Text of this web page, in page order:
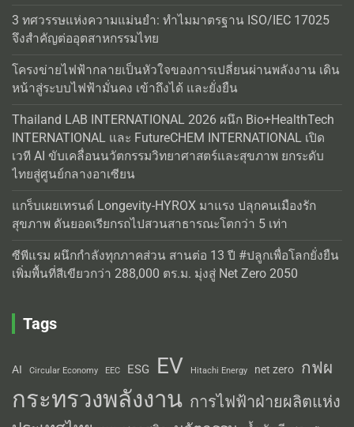
3 ทศวรรษแห่งความแม่นยำ: ทำไมมาตรฐาน ISO/IEC 17025
จึงสำคัญต่ออุตสาหกรรมไทย
โครงข่ายไฟฟ้ากลายเป็นหัวใจของการเปลี่ยนผ่านพลังงาน เดิน
หน้าสู่ระบบไฟฟ้ามั่นคง เข้าถึงได้ และยั่งยืน
Thailand LAB INTERNATIONAL 2026 ผนึก Bio+HealthTech
INTERNATIONAL และ FutureCHEM INTERNATIONAL เปิด
เวที AI ขับเคลื่อนนวัตกรรมวิทยาศาสตร์และสุขภาพ ยกระดับ
ไทยสู่ศูนย์กลางอาเซียน
แกร็บเผยเทรนด์ Longevity-HYROX มาแรง ปลุกคนเมืองรัก
สุขภาพ ดันยอดเรียกรถไปสวนสาธารณะโตกว่า 5 เท่า
ซีพีแรม ผนึกกำลังทุกภาคส่วน สานต่อ 13 ปี #ปลูกเพื่อโลกยั่งยืน
เพิ่มพื้นที่สีเขียวกว่า 288,000 ตร.ม. มุ่งสู่ Net Zero 2050
Tags
AI Circular Economy EEC ESG EV Hitachi Energy net zero กฟผ
กระทรวงพลังงาน การไฟฟ้าฝ่ายผลิตแห่ง